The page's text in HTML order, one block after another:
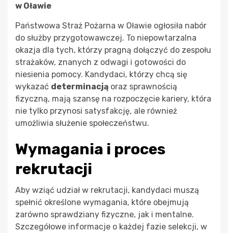
w Oławie
Państwowa Straż Pożarna w Oławie ogłosiła nabór
do służby przygotowawczej. To niepowtarzalna
okazja dla tych, którzy pragną dołączyć do zespołu
strażaków, znanych z odwagi i gotowości do
niesienia pomocy. Kandydaci, którzy chcą się
wykazać determinacją oraz sprawnością
fizyczną, mają szansę na rozpoczęcie kariery, która
nie tylko przynosi satysfakcję, ale również
umożliwia służenie społeczeństwu.
Wymagania i proces
rekrutacji
Aby wziąć udział w rekrutacji, kandydaci muszą
spełnić określone wymagania, które obejmują
zarówno sprawdziany fizyczne, jak i mentalne.
Szczegółowe informacje o każdej fazie selekcji, w